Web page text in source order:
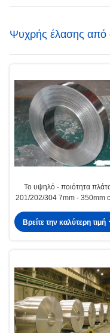
Ψυχρής έλασης από
χάλυβα Coil
Το υψηλό - ποιότητα
201/202/304 7mm - 350mm
σπείρα
Βρείτε την καλύτερη τιμή